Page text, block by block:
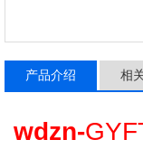
产品介绍 相
wdzn-